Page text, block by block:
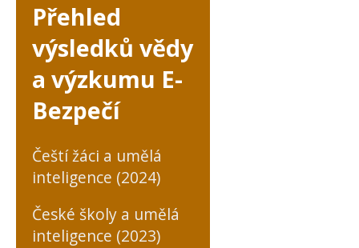
Přehled
výsledků vědy
a výzkumu E-
Bezpečí
Čeští žáci a umělá
inteligence (2024)
České školy a umělá
inteligence (2023)